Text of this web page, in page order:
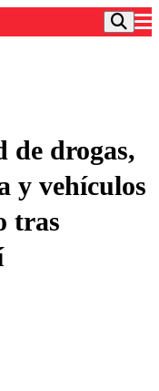
de drogas,
y vehículos
tras